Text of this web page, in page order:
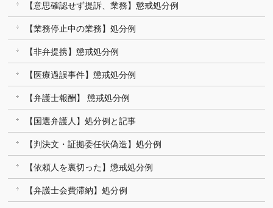
【意思確認せず提訴、業務】懲戒処分例
【業務停止中の業務】処分例
【非弁提携】懲戒処分例
【医療過誤事件】懲戒処分例
【弁護士報酬】 懲戒処分例
【国選弁護人】処分例と記事
【判決文・証拠委任状偽造】処分例
【依頼人を裏切った】懲戒処分例
【弁護士会費滞納】処分例